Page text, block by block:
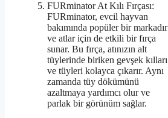
FURminator At Kılı Fırçası:
FURminator, evcil hayvan
bakımında popüler bir markadır
ve atlar için de etkili bir fırça
sunar. Bu fırça, atınızın alt
tüylerinde biriken gevşek kılları
ve tüyleri kolayca çıkarır. Aynı
zamanda tüy dökümünü
azaltmaya yardımcı olur ve
parlak bir görünüm sağlar.